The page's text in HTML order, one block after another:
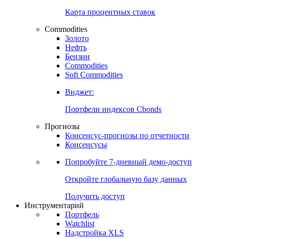
Карта процентных ставок
Commodities
Золото
Нефть
Бензин
Commodities
Soft Commodities
Виджет:
Портфели индексов Cbonds
Прогнозы
Консенсус-прогнозы по отчетности
Консенсусы
Попробуйте 7-дневный демо-доступ
Откройте глобальную базу данных
Получить доступ
Инструментарий
Портфель
Watchlist
Надстройка XLS